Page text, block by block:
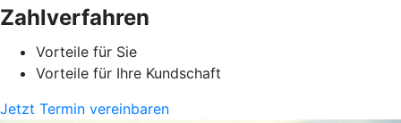
Zahlverfahren
Vorteile für Sie
Vorteile für Ihre Kundschaft
Jetzt Termin vereinbaren